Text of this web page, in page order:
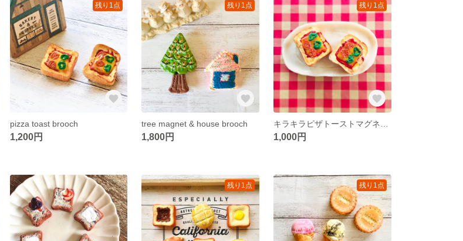
残り1点
pizza toast brooch
1,200円
残り1点
tree magnet & house brooch
1,800円
残り1点
1,000円
残り1点 残り1点